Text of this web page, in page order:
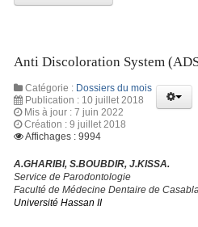
Anti Discoloration System
Catégorie : Dossiers du mois
Publication : 10 juillet 2018
Mis à jour : 7 juin 2022
Création : 9 juillet 2018
Affichages : 9994
A.GHARIBI, S.BOUBDIR, J.KISSA.
Service de Parodontologie
Faculté de Médecine Dentaire de
Université Hassan II